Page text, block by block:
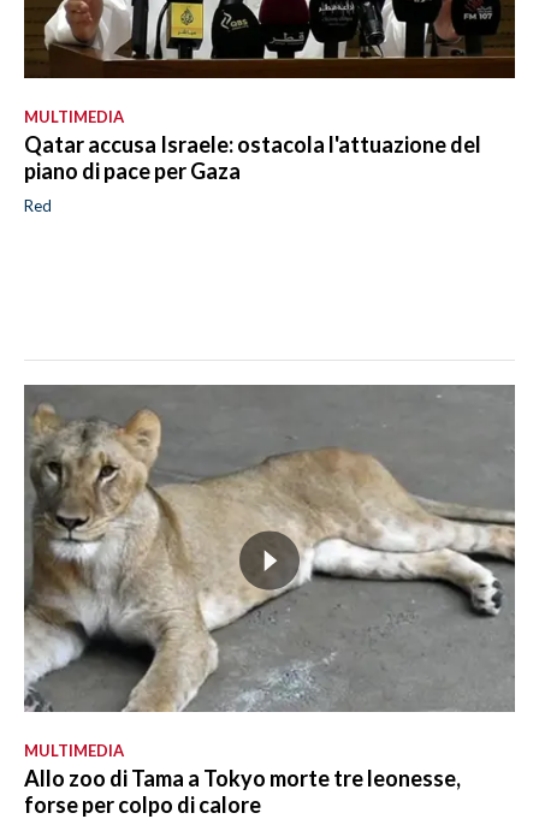
MULTIMEDIA
Qatar accusa Israele: ostacola l'attuazione del
piano di pace per Gaza
Red
MULTIMEDIA
Allo zoo di Tama a Tokyo morte tre leonesse,
forse per colpo di calore